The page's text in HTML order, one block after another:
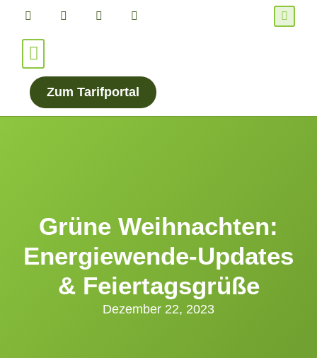
Zum Tarifportal
Grüne Weihnachten:
Energiewende-Updates
& Feiertagsgrüße
Dezember 22, 2023